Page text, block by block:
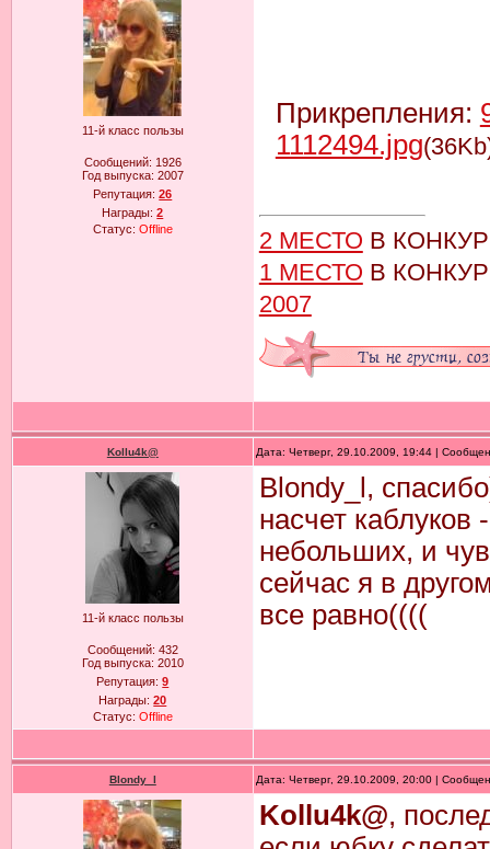
11-й класс пользы
Сообщений: 1926
Год выпуска: 2007
Репутация:26
Награды:2
Статус: Offline
Прикрепления:
1112494.jpg
2 МЕСТО В
1 МЕСТО В
2007
Kollu4k@ Дата: Четверг, 29.10.2009, 19:44 |
11-й класс пользы
Сообщений: 432
Год выпуска: 2010
Репутация:9
Награды:20
Статус: Offline
Blondy_l,
насчет
небольших, и
сейчас я в
все равно((((
Blondy_l Дата: Четверг, 29.10.2009, 20:00 |
Kollu4k@,